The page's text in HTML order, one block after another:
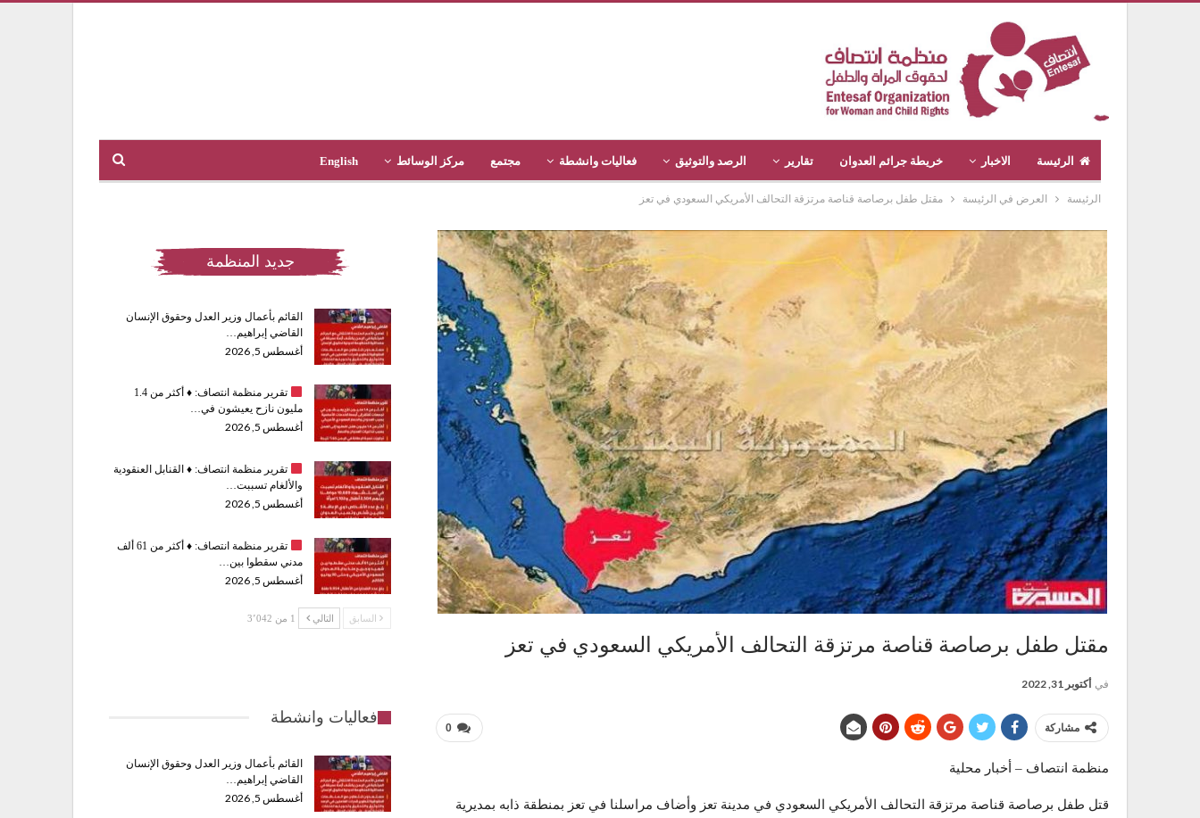
الرئيسة الاخبار خريطة جرائم العدوان تقارير الرصد والتوثيق فعاليات وانشطة مجتمع مركز الوسائط English
الرئيسة العرض في الرئيسة مقتل طفل برصاصة قناصة مرتزقة التحالف الأمريكي السعودي في تعز
مقتل طفل برصاصة قناصة مرتزقة التحالف الأمريكي السعودي في تعز
في أكتوبر 31, 2022
0 مشاركة
منظمة انتصاف – أخبار محلية
قتل طفل برصاصة قناصة مرتزقة التحالف الأمريكي السعودي في مدينة تعز وأضاف مراسلنا في تعز بمنطقة ذابه بمديرية
جديد المنظمة
القائم بأعمال وزير العدل وحقوق الإنسان
القاضي إبراهيم…
أغسطس 5, 2026
تقرير منظمة انتصاف: ♦️
أكثر من 1.4
مليون نازح يعيشون في…
أغسطس 5, 2026
تقرير منظمة انتصاف: ♦️القنابل العنقودية
والألغام تسببت…
أغسطس 5, 2026
تقرير منظمة انتصاف: ♦️
أكثر من 61 ألف
مدني سقطوا بين…
أغسطس 5, 2026
السابق التالي 1 من 3٬042
فعاليات وانشطة
القائم بأعمال وزير العدل وحقوق الإنسان
القاضي إبراهيم…
أغسطس 5, 2026